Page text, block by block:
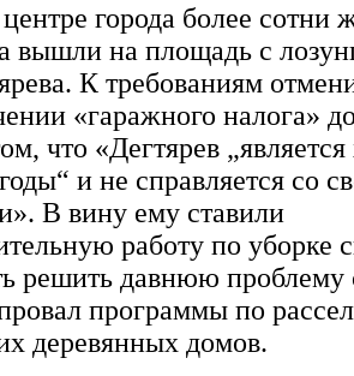
города более сотни
вышли на площадь с
К требованиям
«гаражного налога»
что «Дегтярев
и не справляется со
В вину ему ставили
работу по уборке
решить давнюю проблему
программы по
деревянных домов.